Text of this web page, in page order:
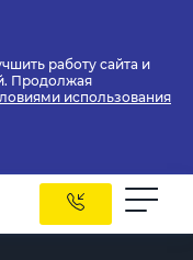
работу сайта и
Продолжая
использования